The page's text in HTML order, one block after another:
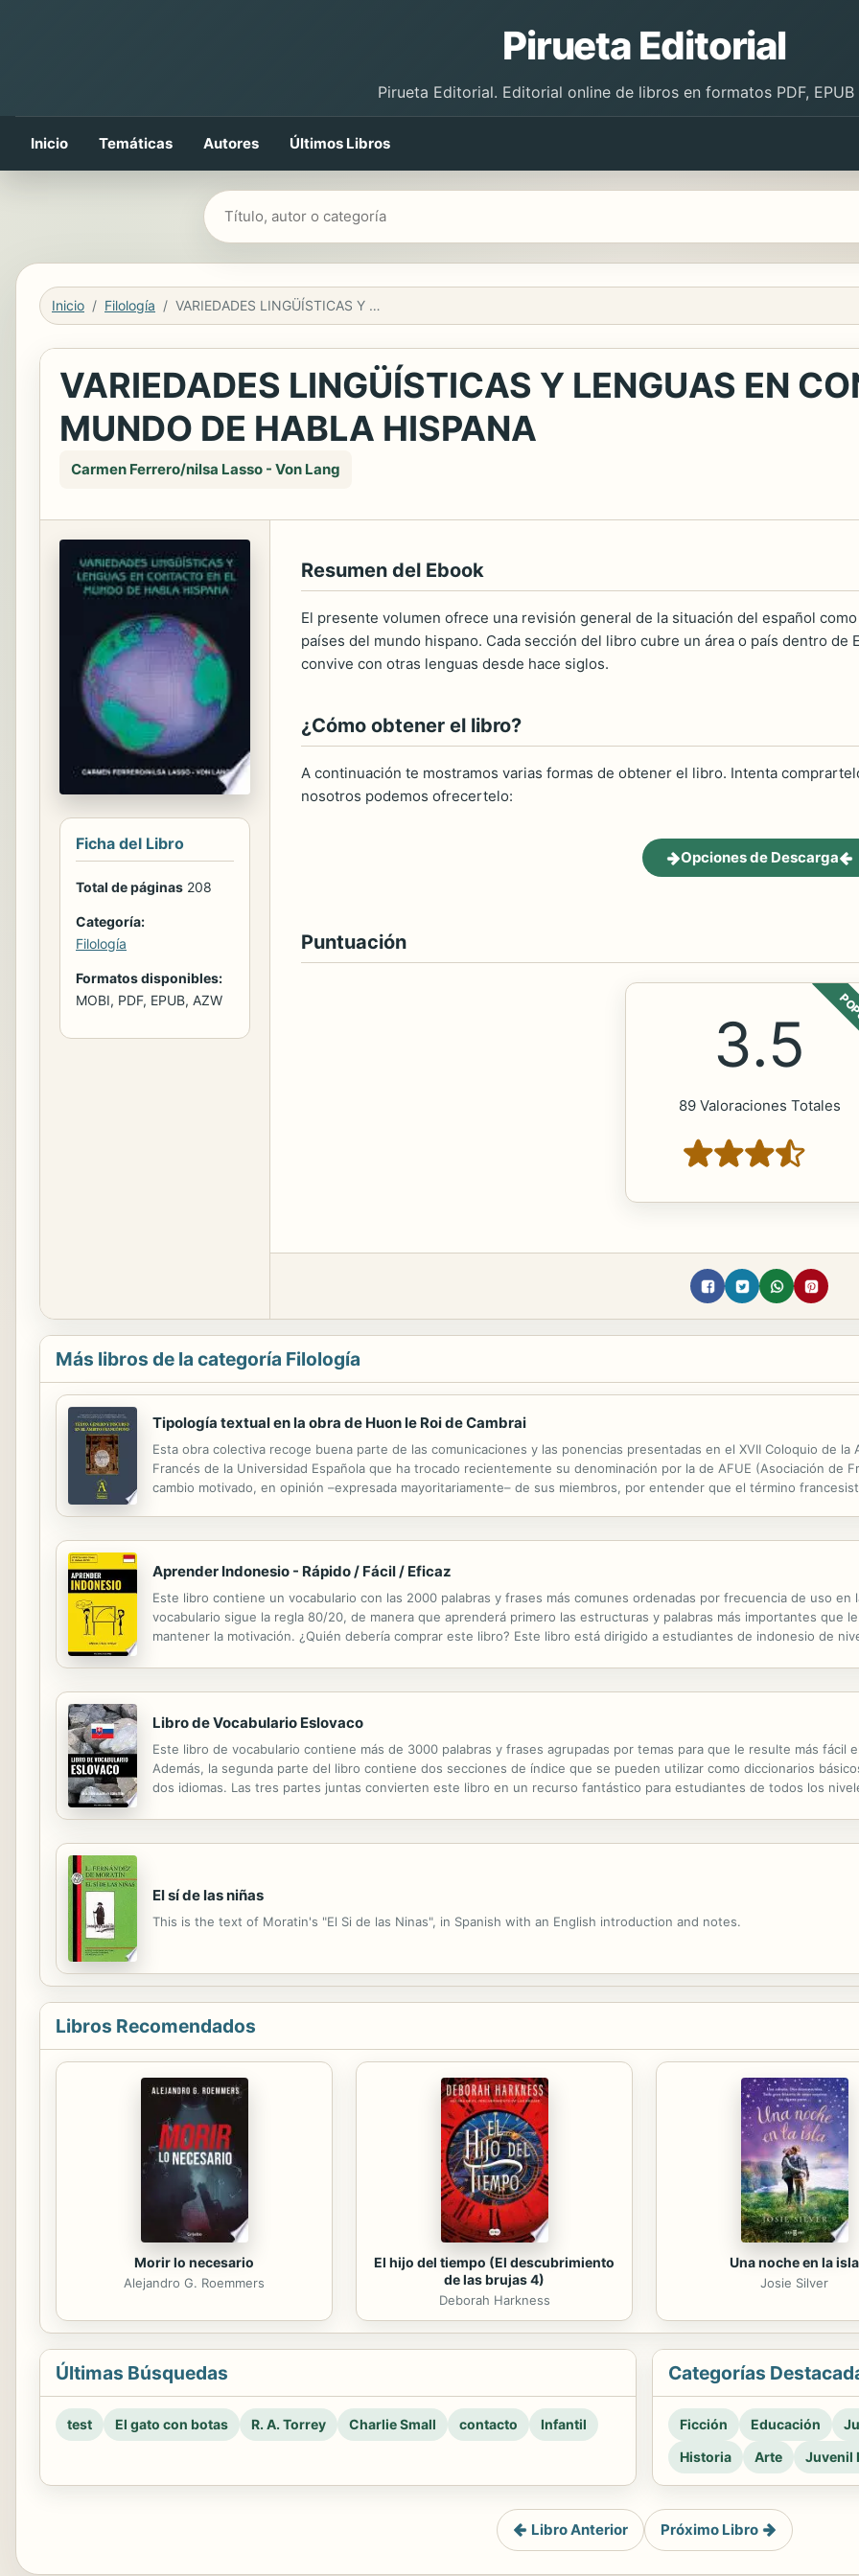
Pirueta Editorial
Pirueta Editorial. Editorial online de libros en formatos PDF, EPUB
Inicio Temáticas Autores Últimos Libros
Buscar libros
Inicio Filología VARIEDADES LINGÜÍSTICAS Y LENGUAS EN CONTACTO EN EL MUNDO DE HABLA HISPANA
VARIEDADES LINGÜÍSTICAS Y LENGUAS EN
MUNDO DE HABLA HISPANA
Carmen Ferrero/nilsa Lasso - Von Lang
Ficha del Libro
Total de páginas 208
Categoría:
Filología
Formatos disponibles:
MOBI, PDF, EPUB, AZW
Resumen del Ebook
El presente volumen ofrece una revisión general de la situación del español
países del mundo hispano. Cada sección del libro cubre un área o país dentro de
convive con otras lenguas desde hace siglos.
¿Cómo obtener el libro?
A continuación te mostramos varias formas de obtener el libro. Intenta
nosotros podemos ofrecertelo:
Opciones de Descarga
Puntuación
3.5
89 Valoraciones Totales
Más libros de la categoría Filología
Tipología textual en la obra de Huon le Roi de Cambrai
Esta obra colectiva recoge buena parte de las comunicaciones y las ponencias presentadas en el XVII Coloquio de la
Francés de la Universidad Española que ha trocado recientemente su denominación por la de AFUE (Asociación de
cambio motivado, en opinión –expresada mayoritariamente– de sus miembros, por entender que el término
Aprender Indonesio - Rápido / Fácil / Eficaz
Este libro contiene un vocabulario con las 2000 palabras y frases más comunes ordenadas por frecuencia de uso en
vocabulario sigue la regla 80/20, de manera que aprenderá primero las estructuras y palabras más importantes que
mantener la motivación. ¿Quién debería comprar este libro? Este libro está dirigido a estudiantes de indonesio de
Libro de Vocabulario Eslovaco
Este libro de vocabulario contiene más de 3000 palabras y frases agrupadas por temas para que le resulte más fácil
Además, la segunda parte del libro contiene dos secciones de índice que se pueden utilizar como diccionarios
dos idiomas. Las tres partes juntas convierten este libro en un recurso fantástico para estudiantes de todos los
El sí de las niñas
This is the text of Moratin's "El Si de las Ninas", in Spanish with an English introduction and notes.
Libros Recomendados
Morir lo necesario
Alejandro G. Roemmers
El hijo del tiempo (El descubrimiento
de las brujas 4)
Deborah Harkness
Una noche en la isla
Josie Silver
Últimas Búsquedas
test El gato con botas R. A. Torrey Charlie Small contacto Infantil
Categorías
Ficción Educación
Historia
Arte Juvenil
Libro Anterior Próximo Libro